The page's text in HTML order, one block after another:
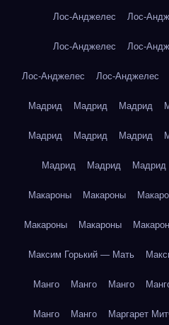
Лос-Анджелес Лос-
Лос-Анджелес Лос-
Лос-Анджелес Лос-Анджелес
Мадрид Мадрид Мадрид
Мадрид Мадрид Мадрид
Мадрид Мадрид Мадрид
Макароны Макароны
Макароны Макароны
Максим Горький — Мать
Манго Манго Манго
Манго Манго Маргарет